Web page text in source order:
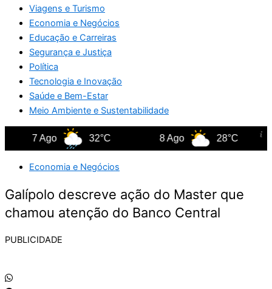
Viagens e Turismo
Economia e Negócios
Educação e Carreiras
Segurança e Justiça
Política
Tecnologia e Inovação
Saúde e Bem-Estar
Meio Ambiente e Sustentabilidade
7 Ago 32°C 8 Ago 28°C
Economia e Negócios
Galípolo descreve ação do Master que
chamou atenção do Banco Central
PUBLICIDADE